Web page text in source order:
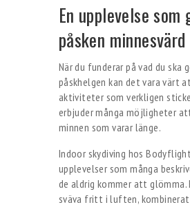
En upplevelse som
påsken minnesvärd
När du funderar på vad du ska
påskhelgen kan det vara värt
aktiviteter som verkligen
erbjuder många möjligheter
minnen som varar länge.
Indoor skydiving hos
upplevelser som många
de aldrig kommer att glömma.
sväva fritt i luften, kombinerat